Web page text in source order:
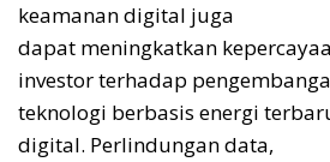
keamanan digital juga
dapat meningkatkan
investor terhadap
teknologi berbasis energi
digital. Perlindungan data,